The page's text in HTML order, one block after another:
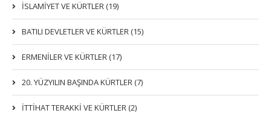
İSLAMIYET VE KÜRTLER (19)
BATILI DEVLETLER VE KÜRTLER (15)
ERMENİLER VE KÜRTLER (17)
20. YÜZYILIN BAŞINDA KÜRTLER (7)
İTTIHAT TERAKKI VE KÜRTLER (2)